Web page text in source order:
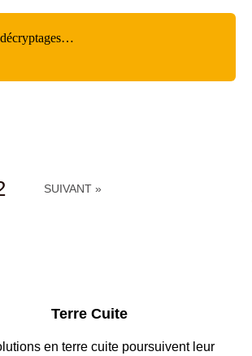
décryptages…
SUIVANT »
Parking et garages
sécurisation des accès, durabilité